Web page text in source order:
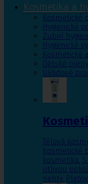
Kosmetika a
Kosmetické
Hygienické
Zubní
Hygienické
Kosmetické
Dětské pleny
Úklidové
Tělová
Kosmetické
kosmetika,
citlivou
nehty,